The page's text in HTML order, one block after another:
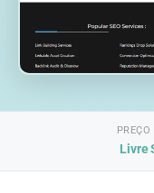
PREÇO
Livre